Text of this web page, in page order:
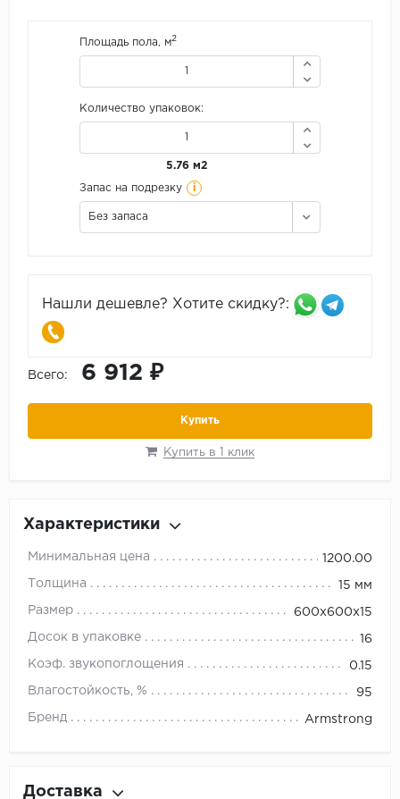
Площадь пола, м2
Количество упаковок:
5.76 м2
Запас на подрезку i
Без запаса
Нашли дешевле? Хотите скидку?:
Всего: 6 912 ₽
Купить
Купить в 1 клик
Характеристики
Минимальная цена 1200.00
Толщина 15 мм
Размер 600х600х15
Досок в упаковке 16
Коэф. звукопоглощения 0.15
Влагостойкость, % 95
Бренд Armstrong
Доставка